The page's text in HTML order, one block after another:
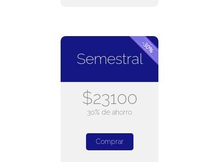
Semestral
$23100
30% de ahorro
Comprar